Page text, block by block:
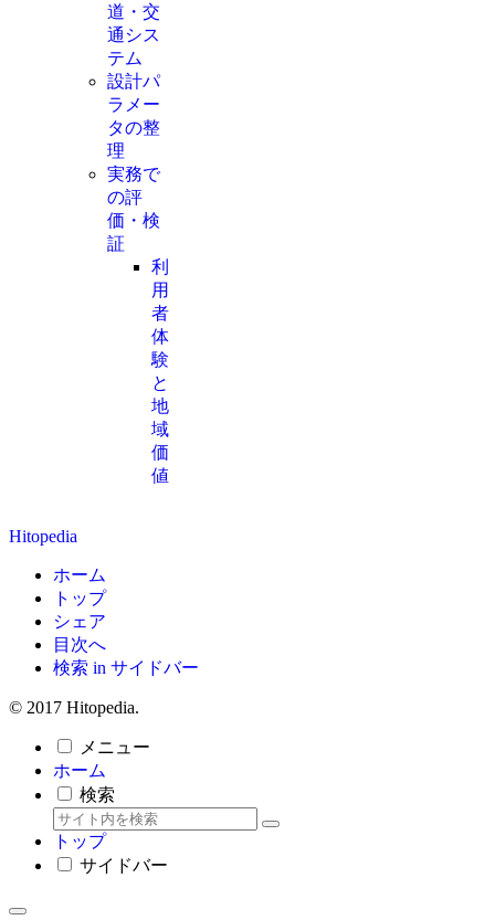
道・交
通シス
テム
設計パ
ラメー
タの整
理
実務で
の評
価・検
証
利
用
者
体
験
と
地
域
価
値
Hitopedia
ホーム
トップ
シェア
目次へ
検索 in サイドバー
© 2017 Hitopedia.
メニュー
ホーム
検索
トップ
サイドバー